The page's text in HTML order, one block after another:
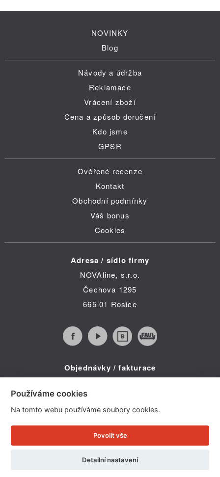
NOVINKY
Blog
Návody a údržba
Reklamace
Vrácení zboží
Cena a způsob doručení
Kdo jsme
GPSR
Ověřené recenze
Kontakt
Obchodní podmínky
Váš bonus
Cookies
Adresa / sídlo firmy
NOVAline, s.r.o.
Čechova 1295
665 01 Rosice
Objednávky / fakturace
Telefon: +420 734 322 587
E-mail: info@novaline.cz
Copyright © 2026 NOVAline, s r.o.
Používáme cookies
Na tomto webu používáme soubory cookies.
Povolit vše
Detailní nastavení